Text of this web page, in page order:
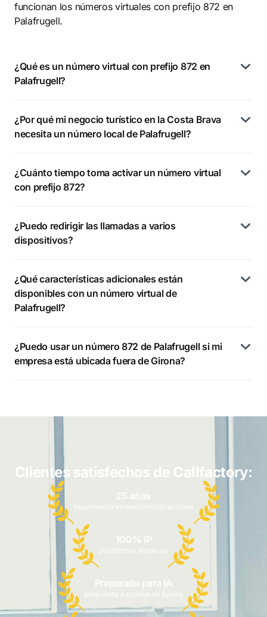
funcionan los números virtuales con prefijo 872 en
Palafrugell.
¿Qué es un número virtual con prefijo 872 en
Palafrugell?
¿Por qué mi negocio turístico en la Costa Brava
necesita un número local de Palafrugell?
¿Cuánto tiempo toma activar un número virtual
con prefijo 872?
¿Puedo redirigir las llamadas a varios
dispositivos?
¿Qué características adicionales están
disponibles con un número virtual de
Palafrugell?
¿Puedo usar un número 872 de Palafrugell si mi
empresa está ubicada fuera de Girona?
Clientes satisfechos de Callfactory:
25 años
experiencia en telecomunicaciones
100% IP
plataforma moderna
Preparada para IA
propuesta a prueba de futuro